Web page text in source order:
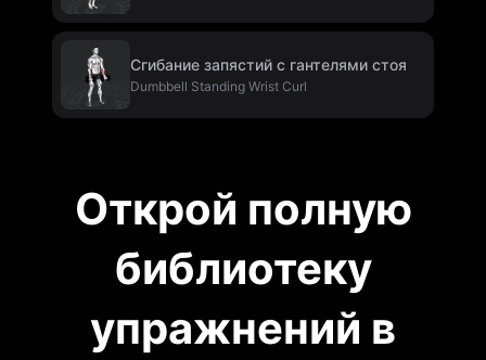
Сгибание запястий с гантелями стоя
Dumbbell Standing Wrist Curl
Открой полную
библиотеку
упражнений в